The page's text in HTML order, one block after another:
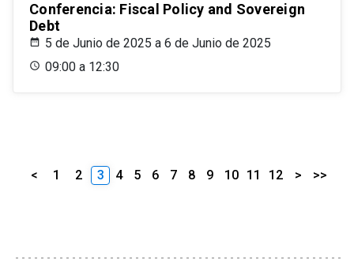
Conferencia: Fiscal Policy and Sovereign
Debt
5 de Junio de 2025 a 6 de Junio de 2025
09:00 a 12:30
< 1 2 3 4 5 6 7 8 9 10 11 12 > >>